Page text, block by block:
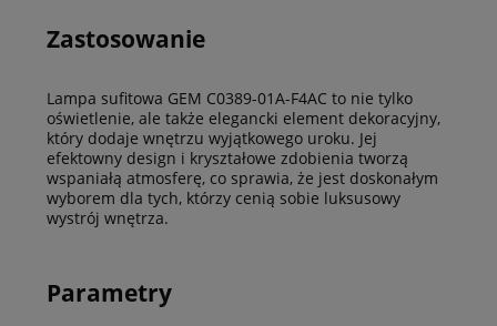
Zastosowanie
Lampa sufitowa GEM C0389-01A-F4AC to nie tylko
oświetlenie, ale także elegancki element dekoracyjny,
który dodaje wnętrzu wyjątkowego uroku. Jej
efektowny design i kryształowe zdobienia tworzą
wspaniałą atmosferę, co sprawia, że jest doskonałym
wyborem dla tych, którzy cenią sobie luksusowy
wystrój wnętrza.
Parametry